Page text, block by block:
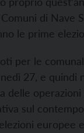
di Nave
le prime
per le
27, e quindi
delle
sul
europee e